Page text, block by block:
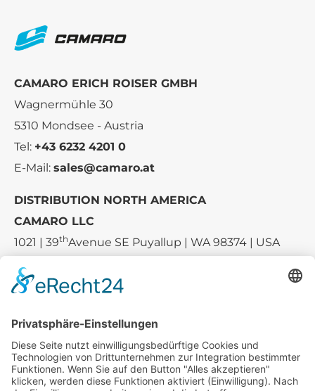
CAMARO ERICH ROISER GMBH
Wagnermühle 30
5310 Mondsee - Austria
Tel: +43 6232 4201 0
E-Mail: sales@camaro.at
DISTRIBUTION NORTH AMERICA
CAMARO LLC
1021 | 39thAvenue SE Puyallup | WA 98374 | USA
Tel.:+1 253-867-57 35
Unternehmen
Service